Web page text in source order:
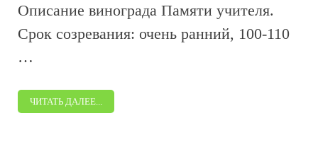
Описание винограда Памяти учителя.
Срок созревания: очень ранний, 100-110
…
ЧИТАТЬ ДАЛЕЕ...